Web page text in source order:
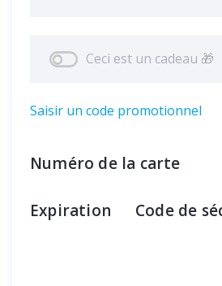
Ceci est un cadeau 🎁
Saisir un code promotionnel
Numéro de la carte
Expiration Code de